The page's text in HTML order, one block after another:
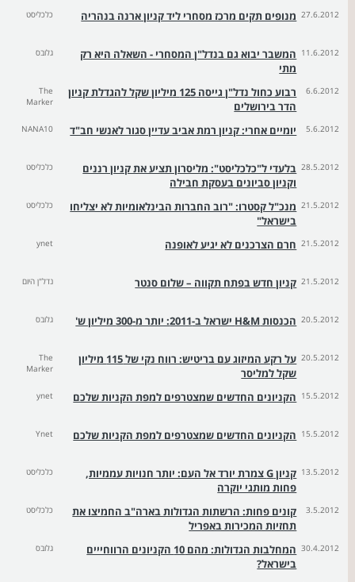
27.6.2012 מנופים תקים מרכז מסחרי ליד קניון ארנה בנהריה כלכליסט
11.6.2012 המשבר יבוא גם בנדל"ן המסחרי - השאלה היא רק
מתי
גלובס
6.6.2012
רבוע כחול נדל"ן גייסה 125 מיליון שקל להגדלת קניון
הדר בירושלים
The
Marker
5.6.2012 יומיים אחרי: קניון רמת אביב עדיין סגור לאנשי חב"ד NANA10
28.5.2012 בלעדי ל"כלכליסט": מליסרון תציע את קניון רננים
וקניון סביונים בעסקת חבילה
כלכליסט
21.5.2012 מנכ"ל קסטרו: "רוב החברות הבינלאומיות לא יצליחו
בישראל"
כלכליסט
21.5.2012 חרם הצרכנים לא יגיע לאופנה ynet
21.5.2012 קניון חדש בפתח תקווה – שלום סנטר נדל"ן היום
20.5.2012 הכנסות H&M ישראל ב-2011: יותר מ-300 מיליון ש' גלובס
20.5.2012
על רקע המיזוג עם בריטיש: רווח נקי של 115 מיליון
שקל למליסר
The
Marker
15.5.2012 הקניונים החדשים שמצטרפים למפת הקניות שלכם ynet
15.5.2012 הקניונים החדשים שמצטרפים למפת הקניות שלכם Ynet
13.5.2012
קניון G צמרת יורד אל העם: יותר חנויות עממיות,
פחות מותגי יוקרה
כלכליסט
3.5.2012
קונים פחות: הרשתות הגדולות בארה"ב החמיצו את
תחזיות המכירות באפריל
כלכליסט
30.4.2012
המחלבות הגדולות: מהם 10 הקניונים הרווחייים
בישראל?
גלובס